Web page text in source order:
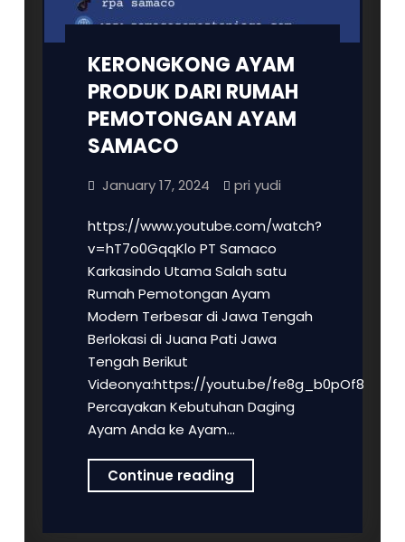
KERONGKONG AYAM
PRODUK DARI RUMAH
PEMOTONGAN AYAM
SAMACO
January 17, 2024 pri yudi
https://www.youtube.com/watch?
v=hT7o0GqqKlo PT Samaco
Karkasindo Utama Salah satu
Rumah Pemotongan Ayam
Modern Terbesar di Jawa Tengah
Berlokasi di Juana Pati Jawa
Tengah Berikut
Videonya:https://youtu.be/fe8g_b0pOf8
Percayakan Kebutuhan Daging
Ayam Anda ke Ayam…
Continue readingKERONGKONG
AYAM